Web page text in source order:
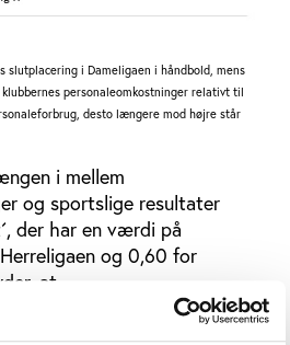
slutplacering i Dameligaen i håndbold, mens
personaleomkostninger relativt til
desto længere mod højre står
i mellem
og sportslige resultater
der har en værdi på
og 0,60 for
at
i sæsonen 2015/16 kunne
pct. og 60 pct. af